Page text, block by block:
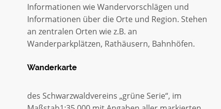
Informationen wie Wandervorschlägen und
Informationen über die Orte und Region. Stehen
an zentralen Orten wie z.B. an
Wanderparkplätzen, Rathäusern, Bahnhöfen.
Wanderkarte
des Schwarzwaldvereins „grüne Serie“, im